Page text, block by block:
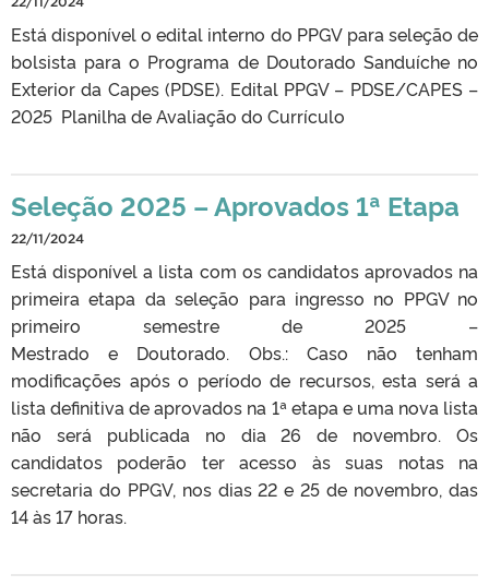
Está disponível o edital interno do PPGV para seleção de
bolsista para o Programa de Doutorado Sanduíche no
Exterior da Capes (PDSE). Edital PPGV – PDSE/CAPES –
2025 Planilha de Avaliação do Currículo
Seleção 2025 – Aprovados 1ª Etapa
22/11/2024
Está disponível a lista com os candidatos aprovados na
primeira etapa da seleção para ingresso no PPGV no
primeiro semestre de 2025 –
Mestrado e Doutorado. Obs.: Caso não tenham
modificações após o período de recursos, esta será a
lista definitiva de aprovados na 1ª etapa e uma nova lista
não será publicada no dia 26 de novembro. Os
candidatos poderão ter acesso às suas notas na
secretaria do PPGV, nos dias 22 e 25 de novembro, das
14 às 17 horas.